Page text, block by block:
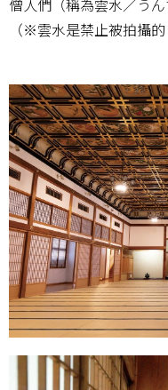
（※雲水是禁止被拍攝的